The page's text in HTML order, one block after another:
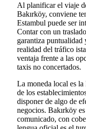
Al planificar el viaje
Bakırköy, conviene
Estambul puede ser
Contar con un
garantiza puntualidad
realidad del tráfico
ventaja frente a las
taxis no concertados.
La moneda local es
de los
disponer de algo de
negocios. Bakırköy
comunicado, con